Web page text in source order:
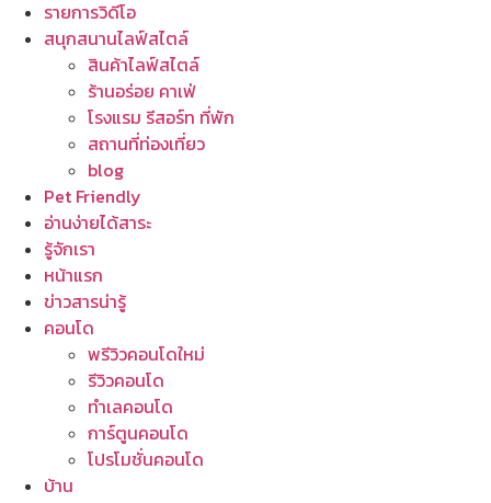
รายการวิดีโอ
สนุกสนานไลฟ์สไตล์
สินค้าไลฟ์สไตล์
ร้านอร่อย คาเฟ่
โรงแรม รีสอร์ท ที่พัก
สถานที่ท่องเที่ยว
blog
Pet Friendly
อ่านง่ายได้สาระ
รู้จักเรา
หน้าแรก
ข่าวสารน่ารู้
คอนโด
พรีวิวคอนโดใหม่
รีวิวคอนโด
ทำเลคอนโด
การ์ตูนคอนโด
โปรโมชั่นคอนโด
บ้าน